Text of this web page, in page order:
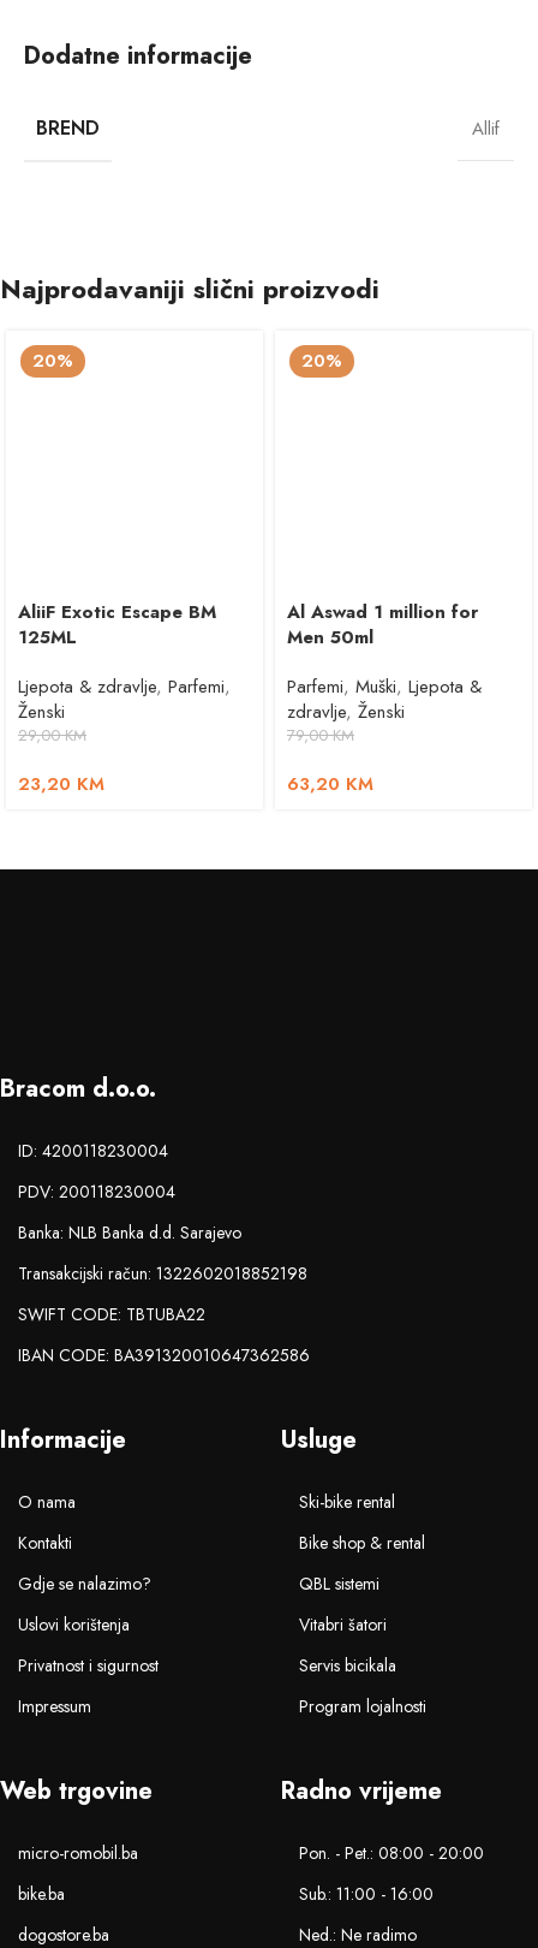
Dodatne informacije
BREND Allif
Najprodavaniji slični proizvodi
20%
AliiF Exotic Escape BM
125ML
Ljepota & zdravlje, Parfemi,
Ženski
29,00KM
23,20 KM
20%
Al Aswad 1 million for
Men 50ml
Parfemi, Muški, Ljepota &
zdravlje, Ženski
79,00KM
63,20 KM
Bracom d.o.o.
ID: 4200118230004
PDV: 200118230004
Banka: NLB Banka d.d. Sarajevo
Transakcijski račun: 1322602018852198
SWIFT CODE: TBTUBA22
IBAN CODE: BA391320010647362586
Informacije
O nama
Kontakti
Gdje se nalazimo?
Uslovi korištenja
Privatnost i sigurnost
Impressum
Usluge
Ski-bike rental
Bike shop & rental
QBL sistemi
Vitabri šatori
Servis bicikala
Program lojalnosti
Web trgovine
micro-romobil.ba
bike.ba
dogostore.ba
Radno vrijeme
Pon. - Pet.: 08:00 - 20:00
Sub.: 11:00 - 16:00
Ned.: Ne radimo